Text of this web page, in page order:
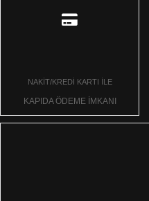
NAKİT/KREDİ KARTI İLE
KAPIDA ÖDEME İMKANI